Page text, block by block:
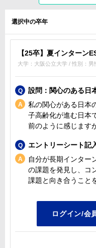
選択中の卒年
【25卒】夏インターン
大学：大阪公立大学 / 性別：男
設問：関心のある日
私の関心がある日本
子高齢化が進む日本
前のように感じます
エントリーシート記
自分が長期インター
の課題を発見し、コ
課題と向き合うこと